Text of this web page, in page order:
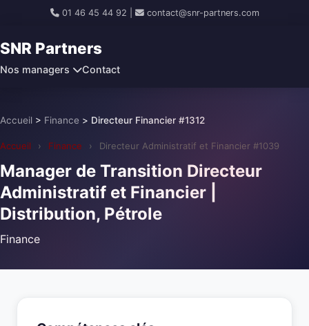
01 46 45 44 92 contact@snr-partners.com
SNR Partners
Nos managers Contact
Accueil > Finance > Directeur Financier #1312
Accueil › Finance › Directeur Administratif et Financier #1039
Manager de Transition Directeur
Administratif et Financier |
Distribution, Pétrole
Finance